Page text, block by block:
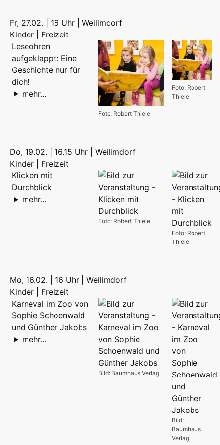
Fr, 27.02. | 16 Uhr | Weilimdorf
Kinder | Freizeit
Foto: Robert
Thiele
Foto: Robert Thiele
Leseohren
aufgeklappt: Eine
Geschichte nur für
dich!
mehr...
Do, 19.02. | 16.15 Uhr | Weilimdorf
Kinder | Freizeit
Foto: Robert
Thiele
Foto: Robert Thiele
Klicken mit
Durchblick
mehr...
Mo, 16.02. | 16 Uhr | Weilimdorf
Kinder | Freizeit
Bild:
Baumhaus
Verlag
Bild: Baumhaus Verlag
Karneval im Zoo von
Sophie Schoenwald
und Günther Jakobs
mehr...